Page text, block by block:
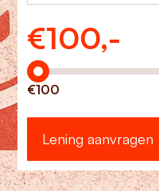
€100,-
Hoeveel wilt u lenen?
€100
Lening aanvragen